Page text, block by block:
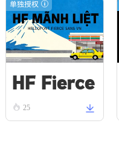
单独授权
HF Fierce
Sans VN
25